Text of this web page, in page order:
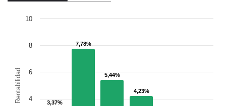
Rentabilidad 3,37%
3,37%
7,78%
7,78%
5,44%
5,44%
4,23%
4,23%
4
6
8
10